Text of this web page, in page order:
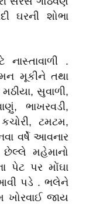
ઘરની શોભા
નાસ્તાવાળી .
મૂકીને તથા
સુવાળી,
ભાખરવડી,
કચોરી, ટમટમ,
વર્ષે આવનાર
મહેમાનો
પેટ પર મોંઘા
આવી પડે . ભલેને
ખોરવાઈ જાય